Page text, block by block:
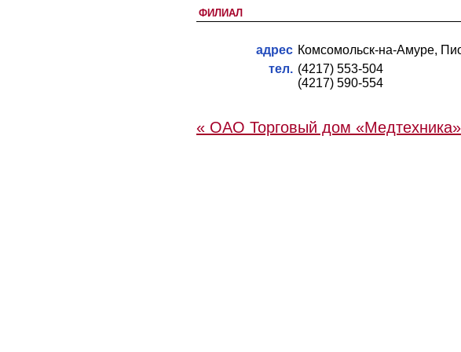
ФИЛИАЛ
адрес Комсомольск-на-Амуре,
тел. (4217) 553-504
(4217) 590-554
« ОАО Торговый дом «Медтехника»